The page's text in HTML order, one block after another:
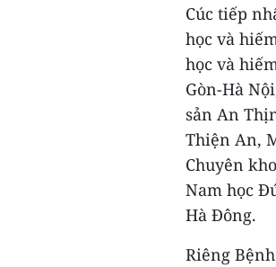
Cúc tiếp
học và
học và
Gòn-Hà
sản An
Thiện An,
Chuyên
Nam học
Hà Đông.
Riêng